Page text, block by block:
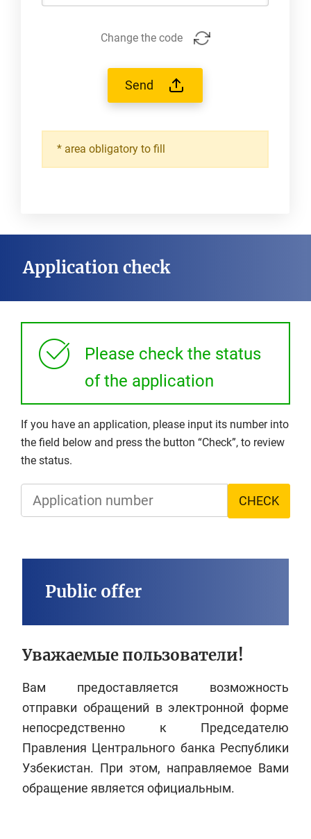
Change the code
Send
* area obligatory to fill
Application check
Please check the status
of the application
If you have an application, please input its number into
the field below and press the button “Check”, to review
the status.
CHECK
Public offer
Уважаемые пользователи!
Вам предоставляется возможность
отправки обращений в электронной форме
непосредственно к Председателю
Правления Центрального банка Республики
Узбекистан. При этом, направляемое Вами
обращение является официальным.